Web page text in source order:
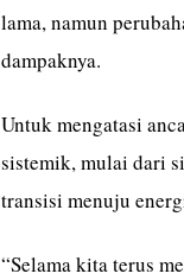
lama, namun
dampaknya.
Untuk mengatasi
sistemik, mulai dari
transisi menuju
“Selama kita terus